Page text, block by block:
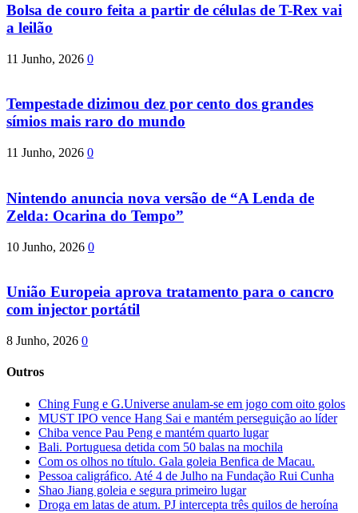
Bolsa de couro feita a partir de células de T-Rex vai
a leilão
11 Junho, 2026 0
Tempestade dizimou dez por cento dos grandes
símios mais raro do mundo
11 Junho, 2026 0
Nintendo anuncia nova versão de “A Lenda de
Zelda: Ocarina do Tempo”
10 Junho, 2026 0
União Europeia aprova tratamento para o cancro
com injector portátil
8 Junho, 2026 0
Outros
Ching Fung e G.Universe anulam-se em jogo com oito golos
MUST IPO vence Hang Sai e mantém perseguição ao líder
Chiba vence Pau Peng e mantém quarto lugar
Bali. Portuguesa detida com 50 balas na mochila
Com os olhos no título. Gala goleia Benfica de Macau.
Pessoa caligráfico. Até 4 de Julho na Fundação Rui Cunha
Shao Jiang goleia e segura primeiro lugar
Droga em latas de atum. PJ intercepta três quilos de heroína